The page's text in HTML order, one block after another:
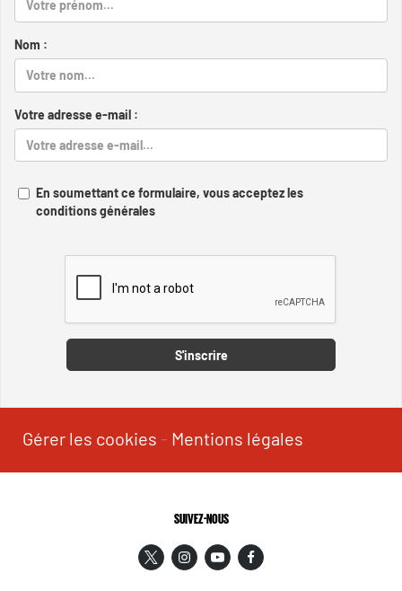
Nom :
Votre adresse e-mail :
En soumettant ce formulaire, vous acceptez les
conditions générales
S'inscrire
Gérer les cookies - Mentions légales
SUIVEZ-NOUS